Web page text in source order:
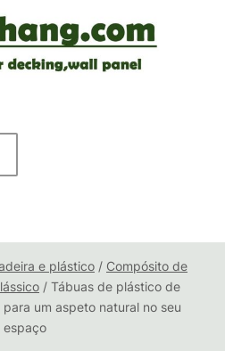
e plástico / Compósito de
/ Tábuas de plástico de
um aspeto natural no seu
espaço